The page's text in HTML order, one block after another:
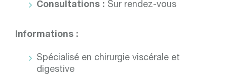
Consultations : Sur rendez-vous
Informations :
Spécialisé en chirurgie viscérale et
digestive